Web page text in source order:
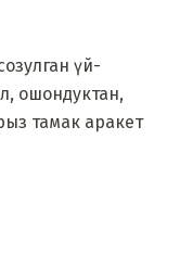
үй-
ошондуктан,
тамак аракет